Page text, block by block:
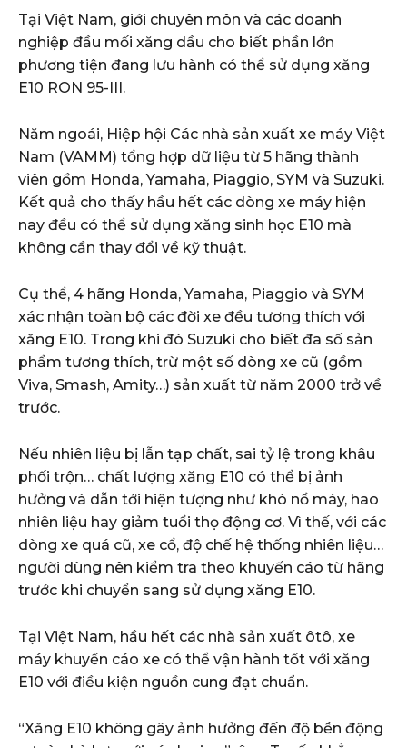
Tại Việt Nam, giới chuyên môn và các doanh
nghiệp đầu mối xăng dầu cho biết phần lớn
phương tiện đang lưu hành có thể sử dụng xăng
E10 RON 95-III.
Năm ngoái, Hiệp hội Các nhà sản xuất xe máy Việt
Nam (VAMM) tổng hợp dữ liệu từ 5 hãng thành
viên gồm Honda, Yamaha, Piaggio, SYM và Suzuki.
Kết quả cho thấy hầu hết các dòng xe máy hiện
nay đều có thể sử dụng xăng sinh học E10 mà
không cần thay đổi về kỹ thuật.
Cụ thể, 4 hãng Honda, Yamaha, Piaggio và SYM
xác nhận toàn bộ các đời xe đều tương thích với
xăng E10. Trong khi đó Suzuki cho biết đa số sản
phẩm tương thích, trừ một số dòng xe cũ (gồm
Viva, Smash, Amity…) sản xuất từ năm 2000 trở về
trước.
Nếu nhiên liệu bị lẫn tạp chất, sai tỷ lệ trong khâu
phối trộn… chất lượng xăng E10 có thể bị ảnh
hưởng và dẫn tới hiện tượng như khó nổ máy, hao
nhiên liệu hay giảm tuổi thọ động cơ. Vì thế, với các
dòng xe quá cũ, xe cổ, độ chế hệ thống nhiên liệu…
người dùng nên kiểm tra theo khuyến cáo từ hãng
trước khi chuyển sang sử dụng xăng E10.
Tại Việt Nam, hầu hết các nhà sản xuất ôtô, xe
máy khuyến cáo xe có thể vận hành tốt với xăng
E10 với điều kiện nguồn cung đạt chuẩn.
“Xăng E10 không gây ảnh hưởng đến độ bền động